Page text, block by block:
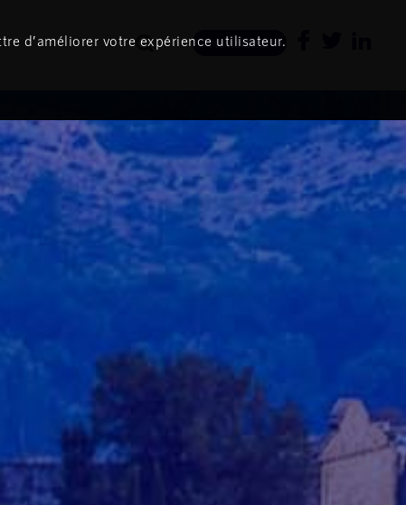
Newsletter
d’améliorer votre expérience utilisateur.